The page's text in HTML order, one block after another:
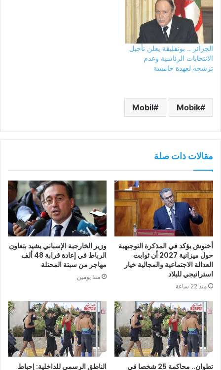
الجزائر .. بوتفليقة يعلن تأجيل
الانتخابات الرئاسية وعدم
ترشحه لعهدة خامسة
Mobik
Mobil
مقالات ذات صلة
أخنوش يؤكد في المذكرة التوجيهية
حول ميزانية 2027 أن ثوابت
العدالة الاجتماعية والمجالية خيار
استراتيجي للبلاد
منذ 22 ساعة
وزير الخارجية الإسباني يشيد بتعاون
الرباط في إعادة قرابة 48 ألف
مهاجر من سبتة المحتلة
منذ يومين
تطوان.. محاكمة 25 شخصا في الناطق الرسمي للداخلية: إحباط